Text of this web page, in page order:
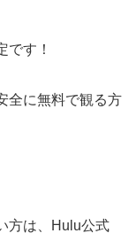
です！
全に無料で観る方
方は、Hulu公式